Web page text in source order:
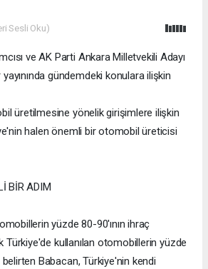
Sesli Oku)
ve AK Parti Ankara Milletvekili Adayı
gündemdeki konulara ilişkin
üretilmesine yönelik girişimlere ilişkin
halen önemli bir otomobil üreticisi
BİR ADIM
yüzde 80-90'ının ihraç
Türkiye'de kullanılan otomobillerin yüzde
Babacan, Türkiye'nin kendi